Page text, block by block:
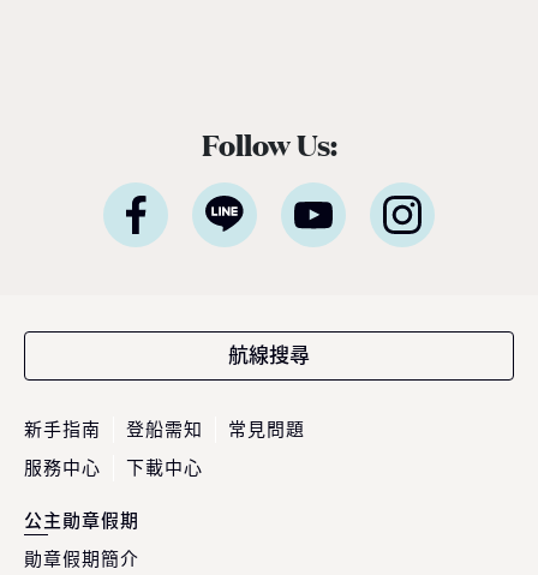
Follow Us:
航線搜尋
新手指南 登船需知
常見問題
服務中心
下載中心
公主勛章假期
勛章假期簡介